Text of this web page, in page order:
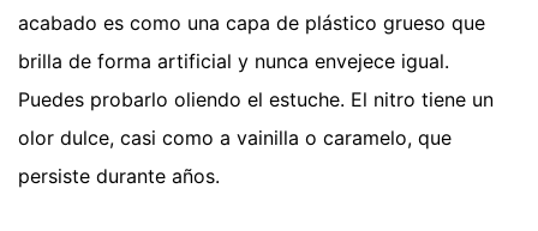
acabado es como una capa de plástico grueso que
brilla de forma artificial y nunca envejece igual.
Puedes probarlo oliendo el estuche. El nitro tiene un
olor dulce, casi como a vainilla o caramelo, que
persiste durante años.